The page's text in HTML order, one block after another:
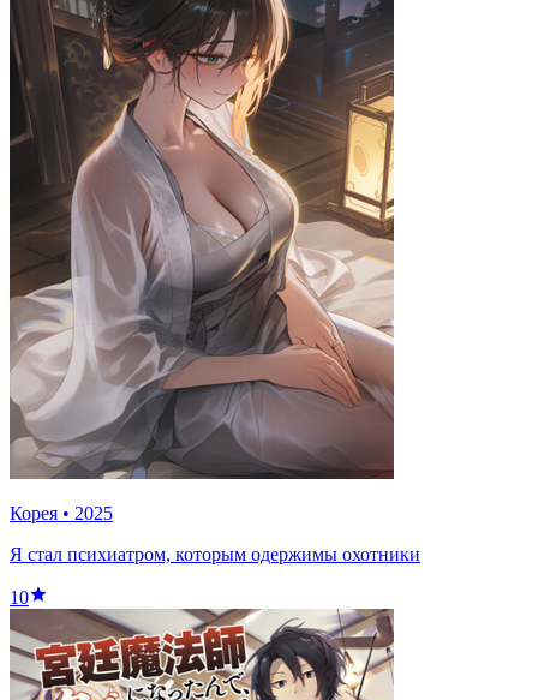
Корея • 2025
Я стал психиатром, которым одержимы охотники
10